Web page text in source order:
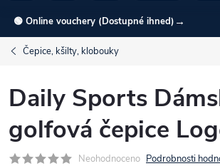
🟢 Online vouchery (Dostupné ihned) →
Čepice, kšilty, klobouky
Daily Sports
golfová čepice
Neohodnoceno Podrobnosti